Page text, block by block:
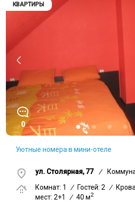
КВАРТИРЫ
0
Уютные номера в мини-отеле
ул. Столярная, 77 /
Комнат: 1
/ Гостей: 2 /
мест: 2+1
/ 40 м2